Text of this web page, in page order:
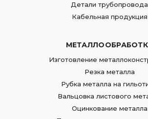
Детали трубопровода
Кабельная продукция
Изготовление
Резка металла
Рубка металла на
Вальцовка листового
Оцинкование металла